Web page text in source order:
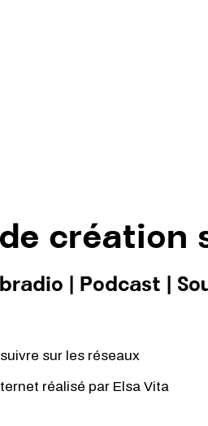
création
Podcast
sur les réseaux
réalisé par Elsa Vita